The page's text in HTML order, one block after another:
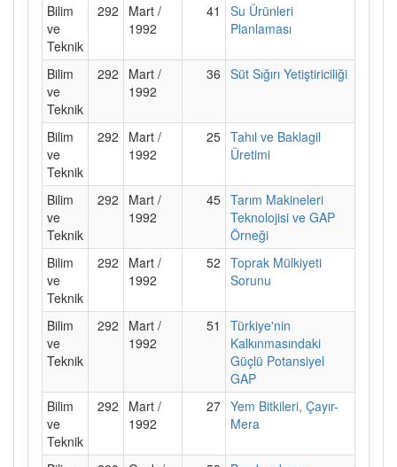
Bilim
ve
Teknik
292
Mart /
1992
41
Su Ürünleri
Planlaması
Bilim
ve
Teknik
292
Mart /
1992
36 Süt Sığırı Yetiştiriciliği
Bilim
ve
Teknik
292
Mart /
1992
25 Tahıl ve Baklagil
Üretimi
Bilim
ve
Teknik
292
Mart /
1992
45 Tarım Makineleri
Teknolojisi ve GAP
Örneği
Bilim
ve
Teknik
292
Mart /
1992
52 Toprak Mülkiyeti
Sorunu
Bilim
ve
Teknik
292
Mart /
1992
51
Türkiye'nin
Kalkınmasındaki
Güçlü Potansiyel
GAP
Bilim
ve
Teknik
292
Mart /
1992
27 Yem Bitkileri, Çayır-
Mera